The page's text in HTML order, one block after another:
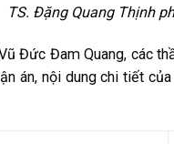
TS. Đặng Quang Thịnh
Đức Đam Quang, các
án, nội dung chi tiết